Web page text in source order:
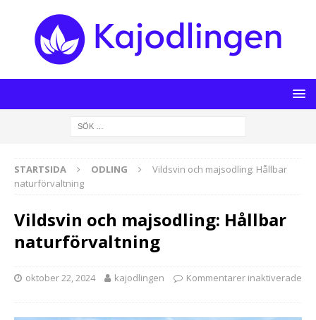
STARTSIDA ODLING
Vildsvin och majsodling: Hållbar
naturförvaltning
Vildsvin och majsodling: Hållbar
naturförvaltning
oktober 22, 2024 kajodlingen Kommentarer inaktiverade